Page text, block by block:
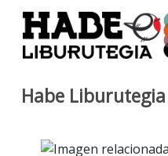
Eduki nagusira joan
Habe Liburutegia
Eskuratu